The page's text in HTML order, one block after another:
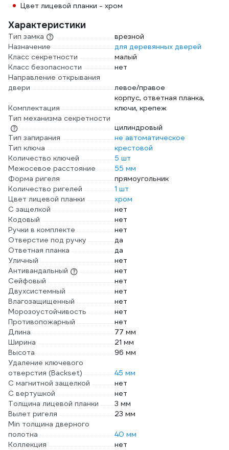
Цвет лицевой планки - хром
Характеристики
Тип замка
врезной
Назначение
для деревянных дверей
Класс секретности
малый
Класс безопасности
нет
Направление открывания
двери
левое/правое
Комплектация
корпус, ответная планка,
ключи, крепеж
Тип механизма секретности
цилиндровый
Тип запирания
не автоматическое
Тип ключа
крестовой
Количество ключей
5 шт
Межосевое расстояние
55 мм
Форма ригеля
прямоугольник
Количество ригелей
1 шт
Цвет лицевой планки
хром
С защелкой
нет
Кодовый
нет
Ручки в комплекте
нет
Отверстие под ручку
да
Ответная планка
да
Уличный
нет
Антивандальный
нет
Сейфовый
нет
Двухсистемный
нет
Влагозащищенный
нет
Морозоустойчивость
нет
Противопожарный
нет
Длина
77 мм
Ширина
21 мм
Высота
96 мм
Удаление ключевого
отверстия (Backset)
45 мм
С магнитной защелкой
нет
С вертушкой
нет
Толщина лицевой планки
3 мм
Вылет ригеля
23 мм
Min толщина дверного
полотна
40 мм
Коллекция
нет